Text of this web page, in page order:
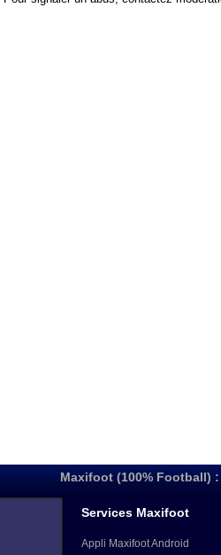
Maxifoot (100% Football)
Services Maxifoot
Appli Maxifoot Android